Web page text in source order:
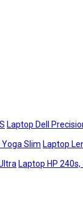
Laptop Dell
Slim Laptop
Laptop HP 240s,